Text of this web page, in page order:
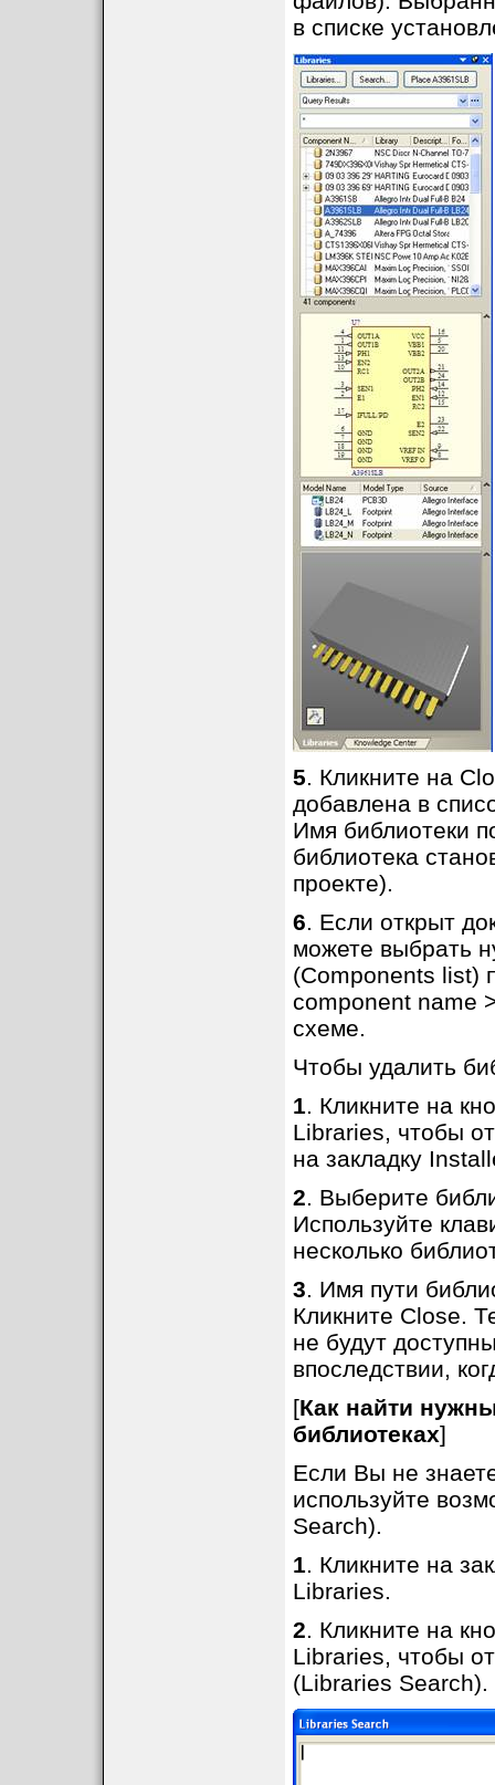
в списке
5. Кликните на
добавлена в
Имя библиотеки
библиотека
проекте).
6. Если открыт
можете выбрать
(Components list)
component name
схеме.
Чтобы удалить
1. Кликните на
Libraries, чтобы
на закладку
2. Выберите
Используйте
несколько
3. Имя пути
Кликните Close.
не будут
впоследствии,
[Как найти
библиотеках]
Если Вы не
используйте
Search).
1. Кликните на
Libraries.
2. Кликните на
Libraries, чтобы
(Libraries Search).